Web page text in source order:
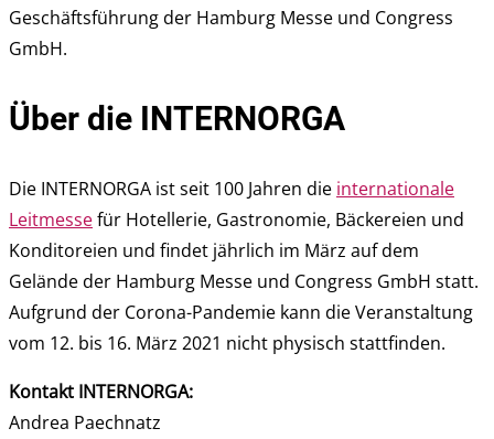
Geschäftsführung der Hamburg Messe und Congress
GmbH.
Über die INTERNORGA
Die INTERNORGA ist seit 100 Jahren die internationale
Leitmessefür Hotellerie, Gastronomie, Bäckereien und
Konditoreien und findet jährlich im März auf dem
Gelände der Hamburg Messe und Congress GmbH statt.
Aufgrund der Corona-Pandemie kann die Veranstaltung
vom 12. bis 16. März 2021 nicht physisch stattfinden.
Kontakt INTERNORGA:
Andrea Paechnatz